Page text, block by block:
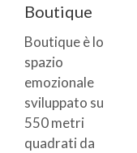
Boutique
Boutique è lo
spazio
emozionale
sviluppato su
550 metri
quadrati da